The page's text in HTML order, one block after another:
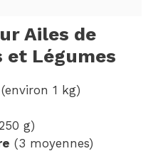
Ailes de
et Légumes
(environ 1 kg)
g)
(3 moyennes)